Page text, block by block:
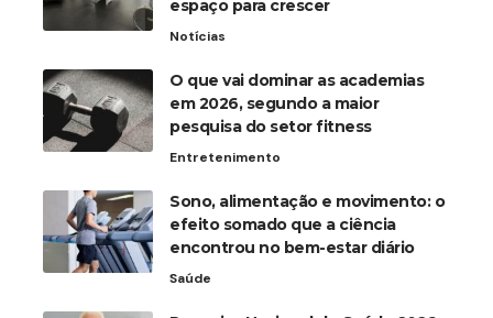
espaço para crescer
Notícias
O que vai dominar as academias
em 2026, segundo a maior
pesquisa do setor fitness
Entretenimento
Sono, alimentação e movimento: o
efeito somado que a ciência
encontrou no bem-estar diário
Saúde